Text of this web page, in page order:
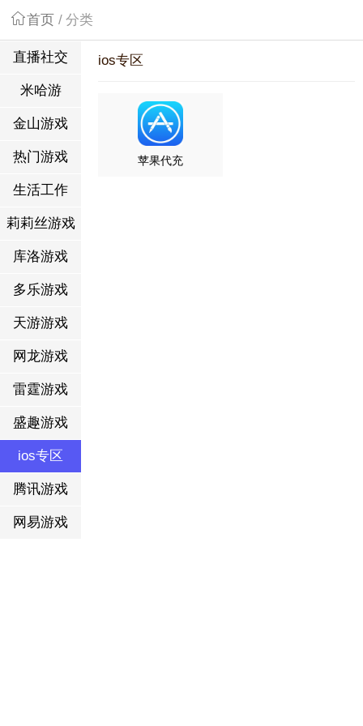
首页 / 分类
直播社交
米哈游
金山游戏
热门游戏
生活工作
莉莉丝游戏
库洛游戏
多乐游戏
天游游戏
网龙游戏
雷霆游戏
盛趣游戏
ios专区
腾讯游戏
网易游戏
ios专区
苹果代充